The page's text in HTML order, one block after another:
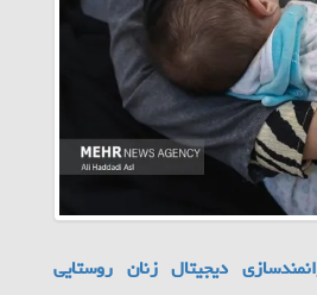
دیجیتال زنان روستایی